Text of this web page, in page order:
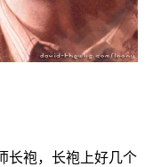
袍，长袍上好几个